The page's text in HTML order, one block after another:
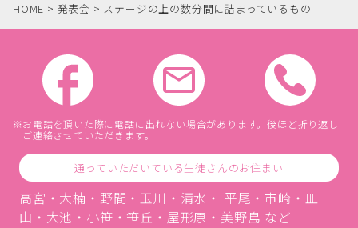
HOME > 発表会 > ステージの上の数分間に詰まっているもの
お電話を頂いた際に電話に出れない場合があります。後ほど折り返し
ご連絡させていただきます。
通っていただいている生徒さんのお住まい
高宮・大楠・野間・玉川・清水・ 平尾・市崎・皿
山・大池・小笹・笹丘・屋形原・美野島 など